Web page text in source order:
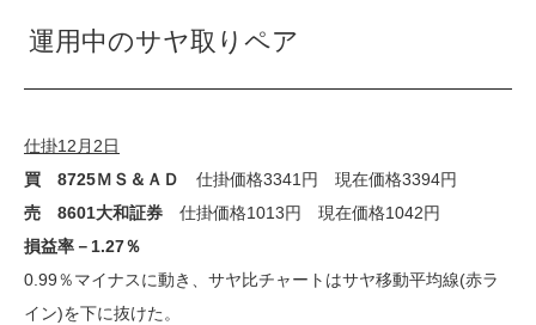
運用中のサヤ取りペア
仕掛12月2日
買 8725ＭＳ＆ＡＤ
仕掛価格3341円 現在価格3394円
売 8601大和証券 仕掛価格1013円 現在価格1042円
損益率－1.27％
0.99％マイナスに動き、サヤ比チャートはサヤ移動平均線(赤ラ
イン)を下に抜けた。